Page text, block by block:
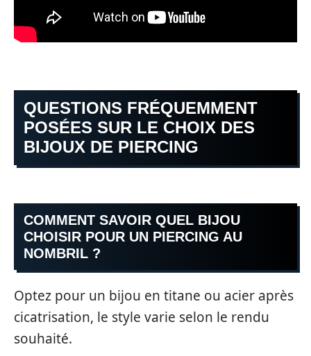
QUESTIONS FRÉQUEMMENT
POSÉES SUR LE CHOIX DES
BIJOUX DE PIERCING
COMMENT SAVOIR QUEL BIJOU
CHOISIR POUR UN PIERCING AU
NOMBRIL ?
Optez pour un bijou en titane ou acier après
cicatrisation, le style varie selon le rendu
souhaité.